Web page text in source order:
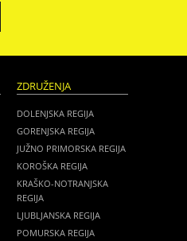
ZDRUŽENJA
DOLENJSKA REGIJA
GORENJSKA REGIJA
JUŽNO PRIMORSKA REGIJA
KOROŠKA REGIJA
KRAŠKO-NOTRANJSKA
REGIJA
LJUBLJANSKA REGIJA
POMURSKA REGIJA